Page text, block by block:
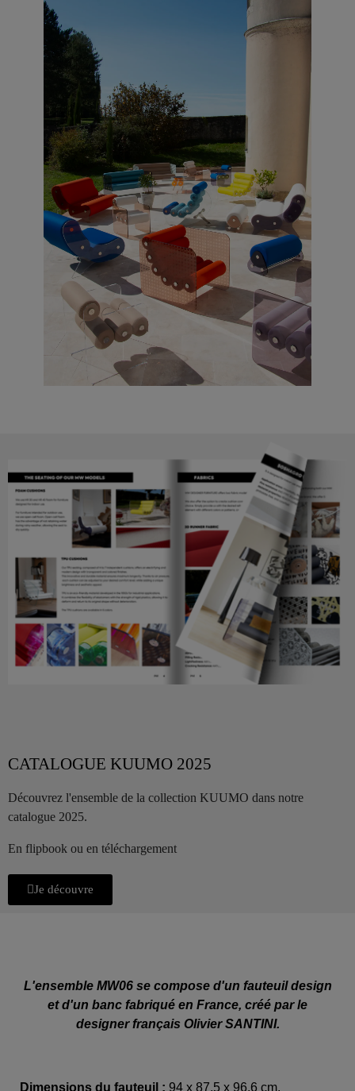
CATALOGUE KUUMO 2025
Découvrez l'ensemble de la collection KUUMO dans notre
catalogue 2025.
En flipbook ou en téléchargement
Je découvre
L'ensemble MW06 se compose d'un fauteuil design
et d'un banc fabriqué en France, créé par le
designer français Olivier SANTINI.
Dimensions du fauteuil : 94 x 87,5 x 96,6 cm.